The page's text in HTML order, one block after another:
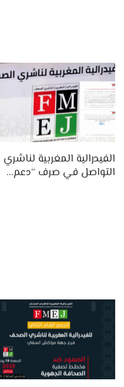
الفيدرالية المغربية
التواصل في صرف “دعم…